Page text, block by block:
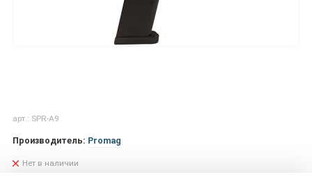
арт.: SPR-A9
Производитель: Promag
Нет в наличии